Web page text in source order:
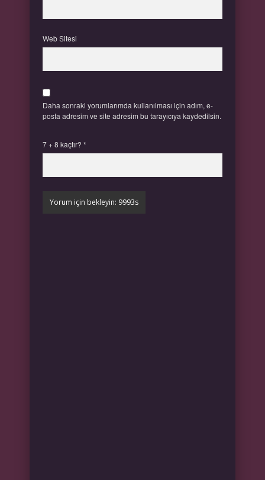
Web Sitesi
Daha sonraki yorumlarımda kullanılması için adım, e-
posta adresim ve site adresim bu tarayıcıya kaydedilsin.
7 + 8 kaçtır? *